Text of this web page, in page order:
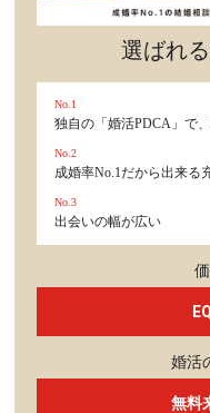
選ばれ
No.1
独自の「婚活PDCA」で
No.2
成婚率No.1だから出来る
No.3
出会いの幅が広い
婚活
無料